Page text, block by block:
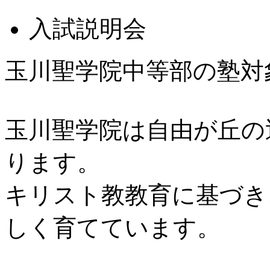
入試説明会
玉川聖学院中等部の塾
玉川聖学院は自由が丘
ります。
キリスト教教育に基づ
しく育てています。